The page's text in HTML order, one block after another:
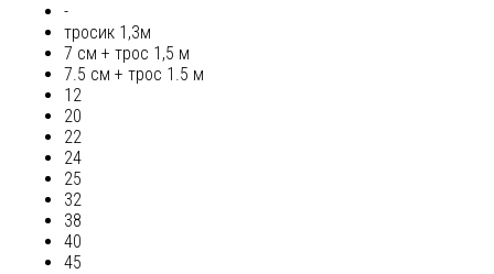
-
тросик 1,3м
7 см + трос 1,5 м
7.5 см + трос 1.5 м
12
20
22
24
25
32
38
40
45